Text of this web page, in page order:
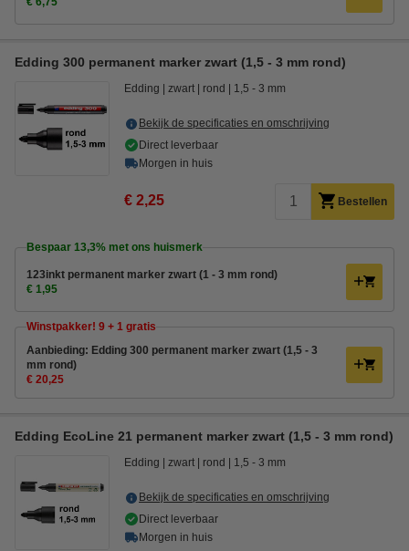
Edding 300 permanent marker zwart (1,5 - 3 mm rond)
Edding zwart rond 1,5 - 3 mm
Bekijk de specificaties en omschrijving
Direct leverbaar
Morgen in huis
€ 2,25 Bestellen
Bespaar 13,3% met ons huismerk
123inkt permanent marker zwart (1 - 3 mm rond)
€ 1,95
Winstpakker! 9 + 1 gratis
Aanbieding: Edding 300 permanent marker zwart (1,5 - 3
mm rond)
€ 20,25
Edding EcoLine 21 permanent marker zwart (1,5 - 3 mm rond)
Edding zwart rond 1,5 - 3 mm
Bekijk de specificaties en omschrijving
Direct leverbaar
Morgen in huis